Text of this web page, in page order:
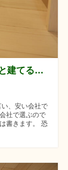
どこで建てるか？？ではなく「誰と建てるか？？」です！！
い、安い会社で
社で選ぶので
書きます。 恐